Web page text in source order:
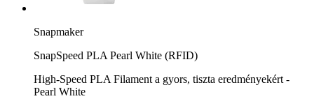
Snapmaker
SnapSpeed PLA Pearl White (RFID)
High-Speed PLA Filament a gyors, tiszta eredményekért -
Pearl White